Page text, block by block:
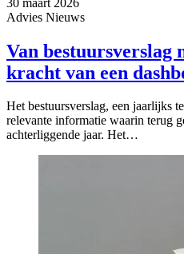
Advies Nieuws
Van bestuursverslag
kracht van een
Het bestuursverslag, een jaarlijks
relevante informatie waarin terug
achterliggende jaar. Het…